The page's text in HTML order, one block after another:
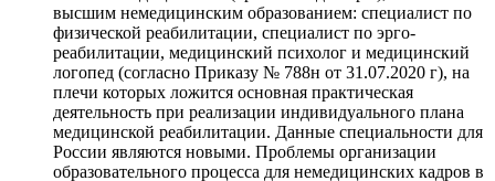
высшим немедицинским образованием: специалист по
физической реабилитации, специалист по эрго-
реабилитации, медицинский психолог и медицинский
логопед (согласно Приказу № 788н от 31.07.2020 г), на
плечи которых ложится основная практическая
деятельность при реализации индивидуального плана
медицинской реабилитации. Данные специальности для
России являются новыми. Проблемы организации
образовательного процесса для немедицинских кадров в